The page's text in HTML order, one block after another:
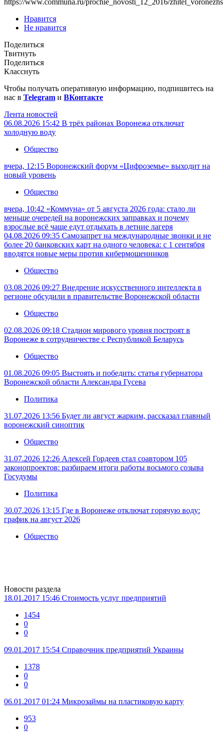
https://www.communa.ru/prochie_novosti_12_2016/
Нравится
Не нравится
Поделиться
Твитнуть
Поделиться
Класснуть
Чтобы получать оперативную информацию, подпишитесь на
нас в Telegram и ВКонтакте
Лента новостей
06.08.2026 15:42 В трёх районах Воронежа отключат
холодную воду
Общество
вчера, 12:15 Воронежский форум «Цифроземье» выходит на
новый уровень
Общество
вчера, 10:42 «Коммуна» от 5 августа 2026 года: стало ли
меньше очередей на воронежских заправках и почему
взрослые всё чаще едут отдыхать в летние лагеря
04.08.2026 09:35 Самозапрет на международные звонки и не
более 20 банковских карт на одного человека: с 1 сентября
вводятся новые меры против кибермошенников
Общество
03.08.2026 09:27 Внедрение искусственного интеллекта в
регионе обсудили в правительстве Воронежской области
Общество
02.08.2026 09:18 Стадион мирового уровня построят в
Воронеже в сотрудничестве с Республикой Беларусь
Общество
01.08.2026 09:05 Выстоять и победить: статья губернатора
Воронежской области Александра Гусева
Политика
31.07.2026 13:56 Будет ли август жарким, рассказал главный
воронежский синоптик
Общество
31.07.2026 12:26 Алексей Гордеев стал соавтором 105
законопроектов: разбираем итоги работы восьмого созыва
Госудумы
Политика
30.07.2026 13:15 Где в Воронеже отключат горячую воду:
график на август 2026
Общество
Новости раздела
18.01.2017 15:46 Стоимость услуг предприятий
1454
0
0
09.01.2017 15:54 Справочник предприятий Украины
1378
0
0
06.01.2017 01:24 Микрозаймы на пластиковую карту
953
0